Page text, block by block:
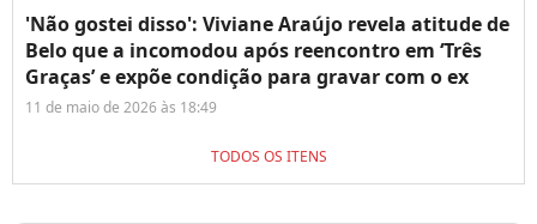
'Não gostei disso': Viviane Araújo revela atitude de
Belo que a incomodou após reencontro em ‘Três
Graças’ e expõe condição para gravar com o ex
11 de maio de 2026 às 18:49
TODOS OS ITENS